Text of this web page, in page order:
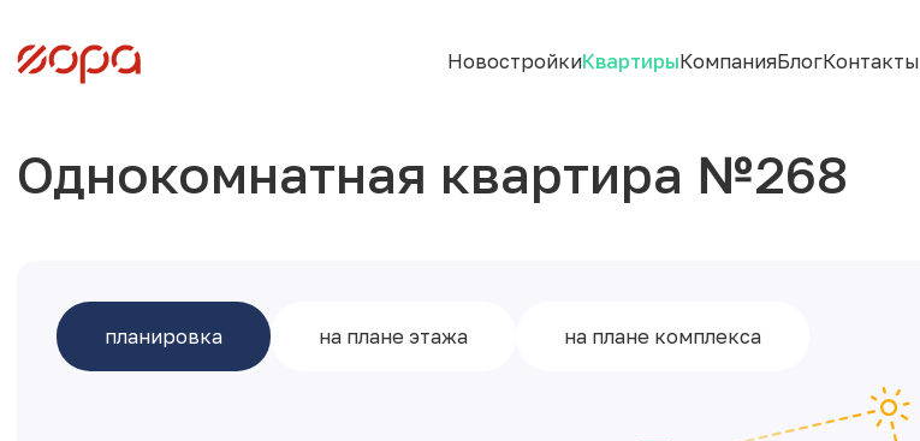
НовостройкиКвартирыКомпанияБлогКонтакты
Однокомнатная квартира №268
планировка на плане этажа на плане комплекса